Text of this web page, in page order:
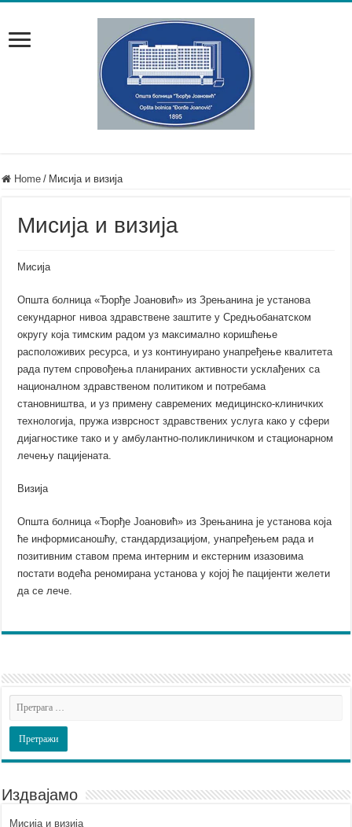
Home / Мисија и визија
Мисија и визија
Мисија
Општа болница «Ђорђе Јоановић» из Зрењанина је установа
секундарног нивоа здравствене заштите у Средњобанатском
округу која тимским радом уз максимално коришћење
расположивих ресурса, и уз континуирано унапређење квалитета
рада путем спровођења планираних активности усклађених са
националном здравственом политиком и потребама
становништва, и уз примену савремених медицинско-клиничких
технологија, пружа изврсност здравствених услуга како у сфери
дијагностике тако и у амбулантно-поликлиничком и стационарном
лечењу пацијената.
Визија
Општа болница «Ђорђе Јоановић» из Зрењанина је установа која
ће информисаношћу, стандардизацијом, унапређењем рада и
позитивним ставом према интерним и екстерним изазовима
постати водећа реномирана установа у којој ће пацијенти желети
да се лече.
Издвајамо
Мисија и визија